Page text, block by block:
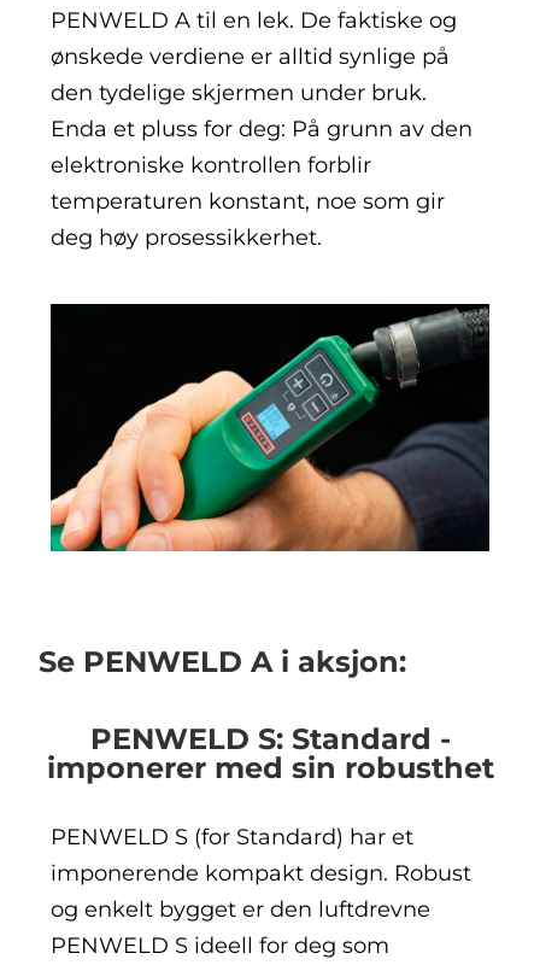
PENWELD A til en lek. De faktiske og
ønskede verdiene er alltid synlige på
den tydelige skjermen under bruk.
Enda et pluss for deg: På grunn av den
elektroniske kontrollen forblir
temperaturen konstant, noe som gir
deg høy prosessikkerhet.
Se PENWELD A i aksjon:
PENWELD S: Standard -
imponerer med sin robusthet
PENWELD S (for Standard) har et
imponerende kompakt design. Robust
og enkelt bygget er den luftdrevne
PENWELD S ideell for deg som